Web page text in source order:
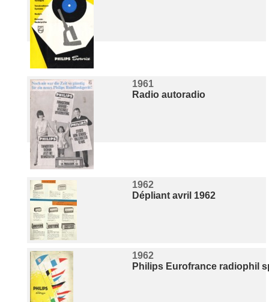
1961
Radio autoradio
1962
Dépliant avril 1962
1962
Philips Eurofrance radiophil